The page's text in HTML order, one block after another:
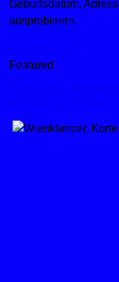
Geburtsdatum,
ausprobieren.
Featured